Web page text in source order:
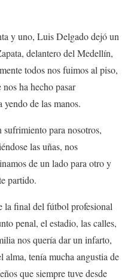
y uno, Luis Delgado dejó un
delantero del Medellín,
todos nos fuimos al piso,
ha hecho pasar
de las manos.
para nosotros,
las uñas, nos
de un lado para otro y
partido.
la final del fútbol profesional
penal, el estadio, las calles,
nos quería dar un infarto,
alma, tenía mucha angustia de
que siempre tuve desde